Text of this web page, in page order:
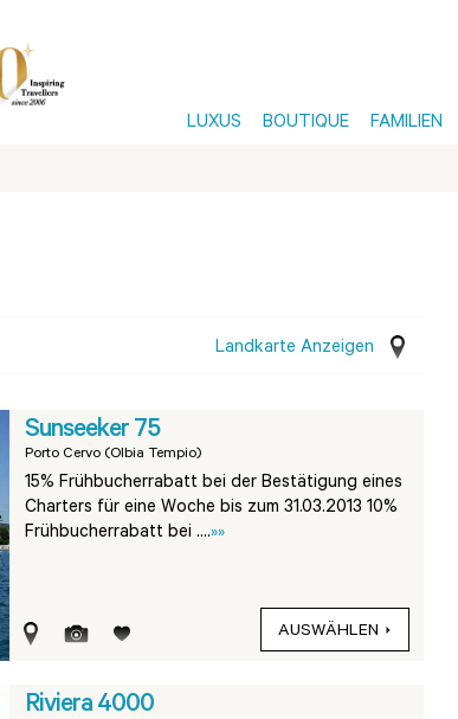
LUXUS BOUTIQUE FAMILIEN
Landkarte Anzeigen
Sunseeker 75
Porto Cervo (Olbia Tempio)
15% Frühbucherrabatt bei der Bestätigung eines
Charters für eine Woche bis zum 31.03.2013 10%
Frühbucherrabatt bei ....»»
AUSWÄHLEN
Riviera 4000